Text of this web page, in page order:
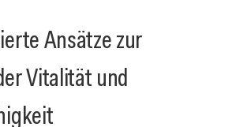
Ansätze zur
Vitalität und